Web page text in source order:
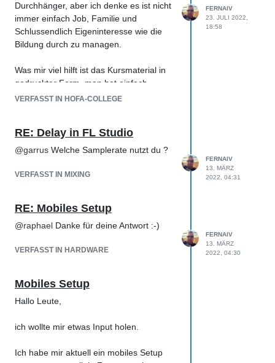
Durchhänger, aber ich denke es ist nicht
immer einfach Job, Familie und
Schlussendlich Eigeninteresse wie die
Bildung durch zu managen.
Was mir viel hilft ist das Kursmaterial in
gedruckter Form, man hat einfach
weniger Einflüsse wenn man mit der
achte ich auch darauf das ich es so gut
als möglich in meinen Tagesablauf
von Campus über all ansehen, und die
Ich hoffe das hilft dir etwas,
Grüße Michael
VERFASST IN HOFA-COLLEGE
FERNAIV
23. JULI 2022,
18:58
RE: Delay in FL Studio
@garrus Welche Samplerate nutzt du ?
VERFASST IN MIXING
FERNAIV
13. MÄRZ
2022, 04:31
RE: Mobiles Setup
@raphael Danke für deine Antwort :-)
VERFASST IN HARDWARE
FERNAIV
13. MÄRZ
2022, 04:30
Mobiles Setup
Hallo Leute,
ich wollte mir etwas Input holen.
Ich habe mir aktuell ein mobiles Setup